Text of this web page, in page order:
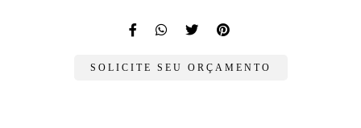
SOLICITE SEU ORÇAMENTO